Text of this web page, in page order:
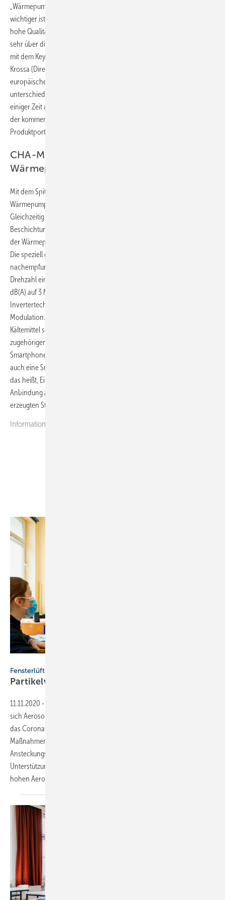
„Wärmepumpen sind eine europaweit gefragte Technologie. Umso
wichtiger ist es, dass entsprechende Produkte nachweislich über eine
hohe Qualität und Leistungsfähigkeit verfügen. Wir freuen uns deshalb
sehr über die Zertifizierung unserer CHA-Monoblock Wärmepumpen
mit dem Keymark-Siegel nach europäischer Normung“, erklärt Philip
Krossa (Director International Sales Heating bei WOLF). Das
europäische „Keymark“-Zertifizierungssystem ist bereits für
unterschiedliche Produkte und Systeme im Einsatz und beinhaltet seit
einiger Zeit auch ein Zertifizierungsprogramm für Wärmepumpen. In
der kommenden Zeit sollen bei WOLF auch noch weitere Teile des
Produktportfolios HP Keymark-zertifiziert werden.
CHA-Monoblock: Energieeffiziente
Wärmepumpe der Zukunft
Mit dem Spitzen-COP-Wert von 4,65 (A2/W35 nach EN14511) nutzt die
Wärmepumpe CHA-Monoblock die eingesetzte Energie optimal.
Gleichzeitig trotzt die robuste Konstruktion mit UV-beständiger
Beschichtung extremen Witterungsbedingungen. Das stilvolle Design
der Wärmepumpe stammt von Luxusyacht-Stardesigner Espen Øino.
Die speziell geformten Ventilatorblätter sind Eulenflügeln
nachempfunden und gewährleisten in Kombination mit der geringen
Drehzahl einen extrem geräuscharmen Betrieb. Sie sind leiser als 35
dB(A) auf 3 Meter Entfernung. Durch den serienmäßigen Einsatz von
Invertertechnik heizt und kühlt die Wärmepumpe mit idealer
Modulation. Als besonders umweltfreundliches und zukunftsfähiges
Kältemittel setzt Wolf R290 ein. Mit der Smartset App und dem
zugehörigen Portal kann das Heizsystem spielend einfach per
Smartphone oder PC gesteuert werden. Die CHA-Monoblock hat
auch eine Smart-Grid-Ready-Funktion sowie eine EEBUS-Schnittstelle,
das heißt, Eigentümer einer Photovoltaik-Anlage greifen bei einer
Anbindung an die Wärmepumpe auf kostengünstigen, selbst
erzeugten Strom für den Betrieb des Heizungsgerätes zurück.
Informationen zur
Fensterlüftung vs. maschinelle Lüftung
Partikelverbreitung in einem
11.11.2020 -
sich Aerosole in einem typischen Klassenzimmer, in dem eine ­Person
das Coronavirus in sich trägt? Mit welchen lüftungstechnischen
Maßnahmen kann die Aerosolkonzentration und damit das
Ansteckungsrisiko minimiert werden? Eine Studie von Wolf mit
Unterstützung der TU Berlin zeigt, dass es trotz Fensterlüftung zu
hohen Aerosolkonzentrationen im Klassenzimmer kommen